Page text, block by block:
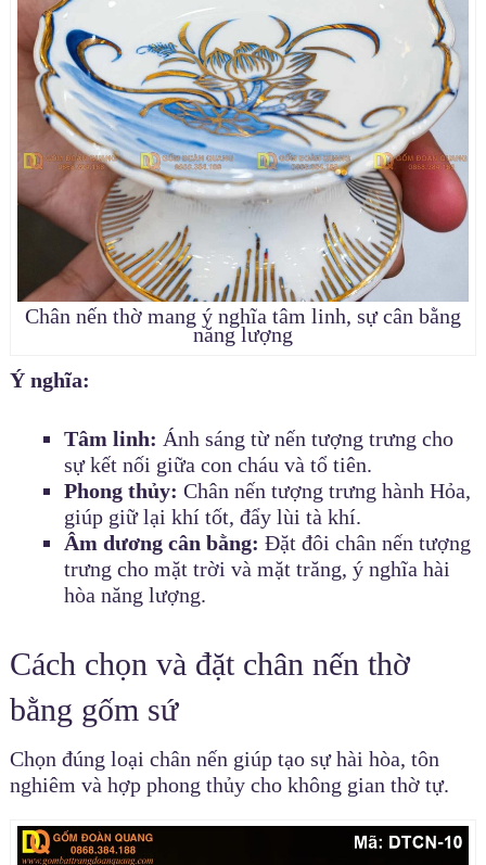
Chân nến thờ mang ý nghĩa tâm linh, sự cân bằng
năng lượng
Ý nghĩa:
Tâm linh: Ánh sáng từ nến tượng trưng cho
sự kết nối giữa con cháu và tổ tiên.
Phong thủy: Chân nến tượng trưng hành Hỏa,
giúp giữ lại khí tốt, đẩy lùi tà khí.
Âm dương cân bằng: Đặt đôi chân nến tượng
trưng cho mặt trời và mặt trăng, ý nghĩa hài
hòa năng lượng.
Cách chọn và đặt chân nến thờ
bằng gốm sứ
Chọn đúng loại chân nến giúp tạo sự hài hòa, tôn
nghiêm và hợp phong thủy cho không gian thờ tự.